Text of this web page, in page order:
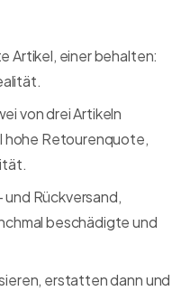
Artikel, einer behalten:
von drei Artikeln
hohe Retourenquote,
und Rückversand,
beschädigte und
erstatten dann und